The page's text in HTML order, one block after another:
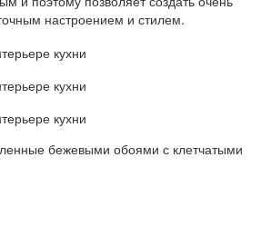
настроением и стилем.
бежевыми обоями с клетчатыми